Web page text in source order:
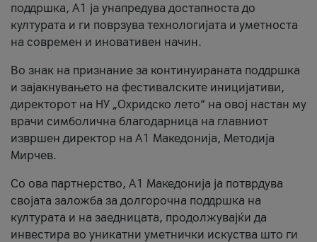
поддршка, A1 ја унапредува достапноста до
културата и ги поврзува технологијата и уметноста
на современ и иновативен начин.
Во знак на признание за континуираната поддршка
и зајакнувањето на фестивалските иницијативи,
директорот на НУ „Охридско лето“ на овој настан му
врачи симболична благодарница на главниот
извршен директор на A1 Македонија, Методија
Мирчев.
Со ова партнерство, A1 Македонија ја потврдува
својата заложба за долгорочна поддршка на
културата и на заедницата, продолжувајќи да
инвестира во уникатни уметнички искуства што ги